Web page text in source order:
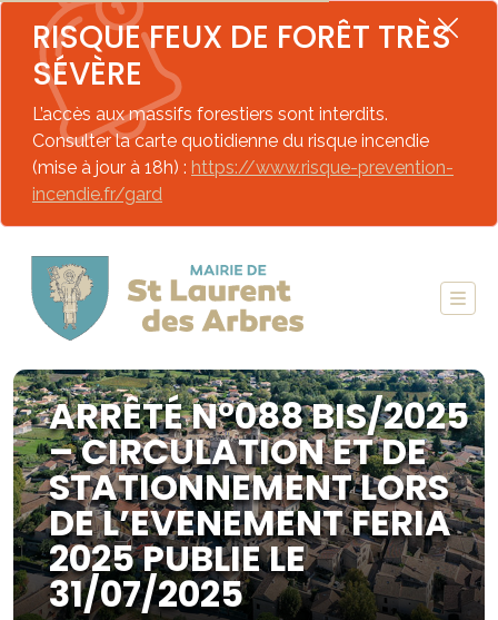
RISQUE FEUX DE FORÊT TRÈS
SÉVÈRE
L’accès aux massifs forestiers sont interdits.
Consulter la carte quotidienne du risque incendie
(mise à jour à 18h) : https://www.risque-prevention-
incendie.fr/gard
ARRÊTÉ N°088 BIS/2025
– CIRCULATION ET DE
STATIONNEMENT LORS
DE L’EVENEMENT FERIA
2025 PUBLIE LE
31/07/2025